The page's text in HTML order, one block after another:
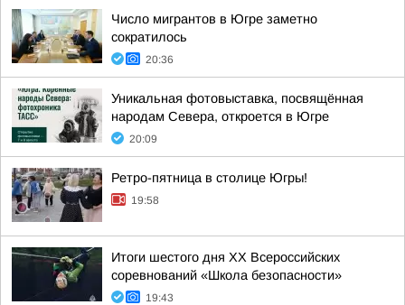
Число мигрантов в Югре заметно
сократилось
20:36
Уникальная фотовыставка, посвящённая
народам Севера, откроется в Югре
20:09
Ретро-пятница в столице Югры!
19:58
Итоги шестого дня XX Всероссийских
соревнований «Школа безопасности»
19:43